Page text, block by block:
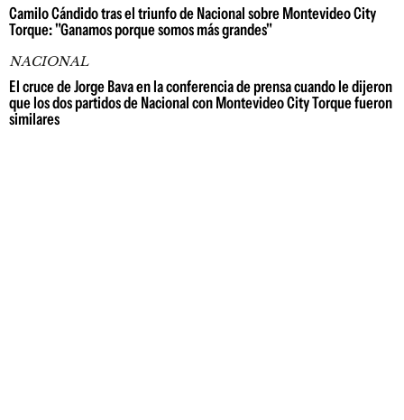
Camilo Cándido tras el triunfo de Nacional sobre Montevideo City
Torque: "Ganamos porque somos más grandes"
NACIONAL
El cruce de Jorge Bava en la conferencia de prensa cuando le dijeron
que los dos partidos de Nacional con Montevideo City Torque fueron
similares